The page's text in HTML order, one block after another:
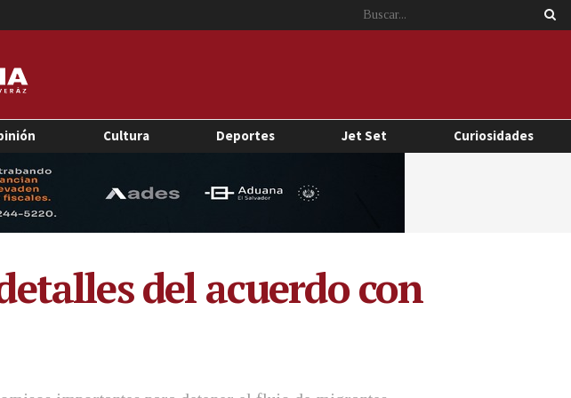
Cultura Deportes Jet Set Curiosidades
del acuerdo con